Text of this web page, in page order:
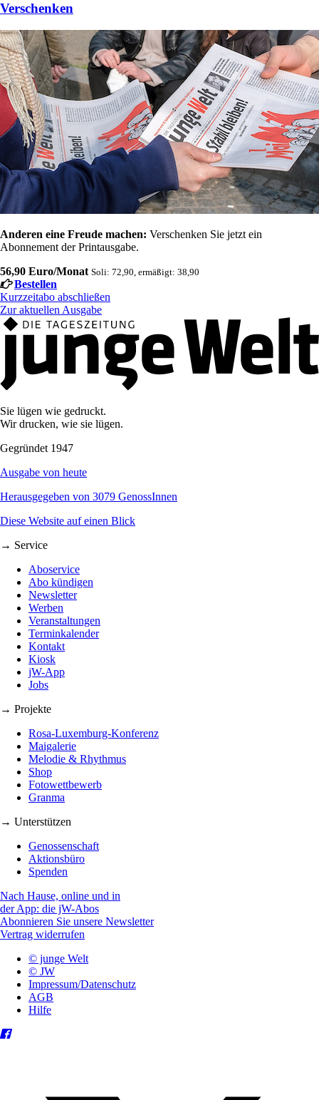
Verschenken
Anderen eine Freude machen: Verschenken Sie jetzt ein
Abonnement der Printausgabe.
56,90 Euro/Monat Soli: 72,90, ermäßigt: 38,90
Bestellen
Kurzzeitabo abschließen
Zur aktuellen Ausgabe
Sie lügen wie gedruckt.
Wir drucken, wie sie lügen.
Gegründet 1947
Ausgabe von heute
Herausgegeben von 3079 GenossInnen
Diese Website auf einen Blick
→ Service
Aboservice
Abo kündigen
Newsletter
Werben
Veranstaltungen
Terminkalender
Kontakt
Kiosk
jW-App
Jobs
→ Projekte
Rosa-Luxemburg-Konferenz
Maigalerie
Melodie & Rhythmus
Shop
Fotowettbewerb
Granma
→ Unterstützen
Genossenschaft
Aktionsbüro
Spenden
Nach Hause, online und in
der App: die jW-Abos
Abonnieren Sie unsere Newsletter
Vertrag widerrufen
© junge Welt
© JW
Impressum/Datenschutz
AGB
Hilfe